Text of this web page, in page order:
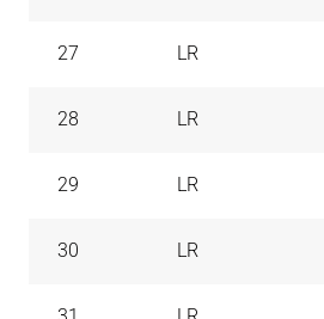
27 LR
28 LR
29 LR
30 LR